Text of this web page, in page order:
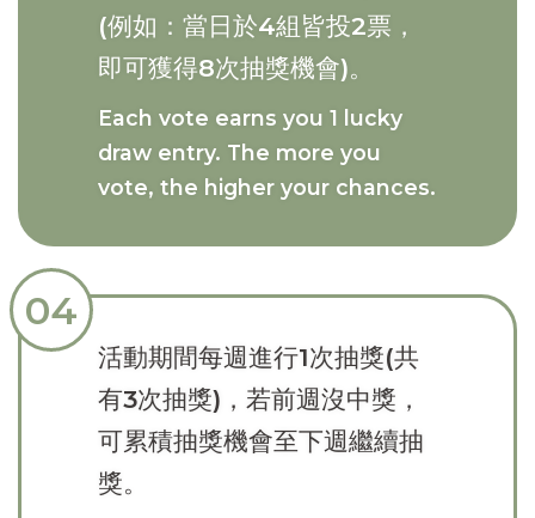
(例如：當日於4組皆投2票，
即可獲得8次抽獎機會)。
Each vote earns you 1 lucky
draw entry. The more you
vote, the higher your chances.
04
活動期間每週進行1次抽獎(共
有3次抽獎)，若前週沒中獎，
可累積抽獎機會至下週繼續抽
獎。